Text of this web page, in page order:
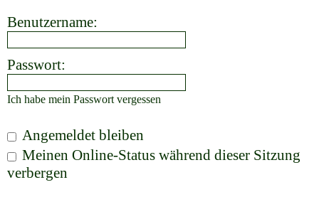
Benutzername:
Passwort:
Ich habe mein Passwort vergessen
Angemeldet bleiben
Meinen Online-Status während dieser Sitzung
verbergen